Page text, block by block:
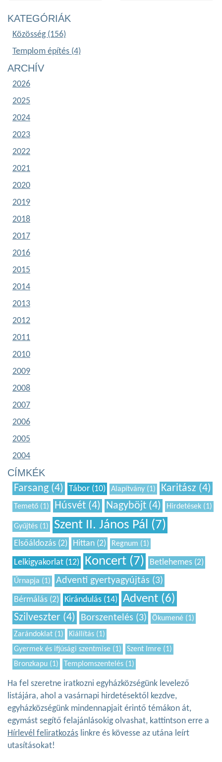
KATEGÓRIÁK
Közösség (156)
Templom építés (4)
ARCHÍV
2026
2025
2024
2023
2022
2021
2020
2019
2018
2017
2016
2015
2014
2013
2012
2011
2010
2009
2008
2007
2006
2005
2004
CÍMKÉK
Farsang (4) Tábor (10) Alapítvány (1) Karitász (4)
Temető (1) Húsvét (4) Nagyböjt (4) Hirdetések (1)
Gyűjtés (1) Szent II. János Pál (7)
Elsőáldozás (2) Hittan (2) Regnum (1)
Lelkigyakorlat (12) Koncert (7) Betlehemes (2)
Úrnapja (1) Adventi gyertyagyújtás (3)
Bérmálás (2) Kirándulás (14) Advent (6)
Szilveszter (4) Borszentelés (3)
Ökumené (1)
Zarándoklat (1)
Kiállítás (1)
Gyermek és ifjúsági szentmise (1)
Szent Imre (1)
Bronzkapu (1)
Templomszentelés (1)
Ha fel szeretne iratkozni egyházközségünk levelező
listájára, ahol a vasárnapi hirdetésektől kezdve,
egyházközségünk mindennapjait érintő témákon át,
egymást segítő felajánlásokig olvashat, kattintson erre a
Hírlevél feliratkozás linkre és kövesse az utána leírt
utasításokat!